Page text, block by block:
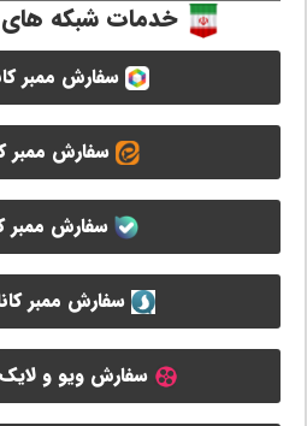
خدمات شبکه های
سفارش ممبر
سفارش ممبر
سفارش ممبر
سفارش ممبر
سفارش ویو و لایک